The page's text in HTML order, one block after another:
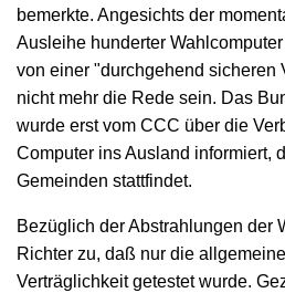
bemerkte. Angesichts der
Ausleihe hunderter
von einer "durchgehend sicheren
nicht mehr die Rede sein. Das
wurde erst vom CCC über die
Computer ins Ausland informiert,
Gemeinden stattfindet.
Bezüglich der Abstrahlungen der
Richter zu, daß nur die
Verträglichkeit getestet wurde.